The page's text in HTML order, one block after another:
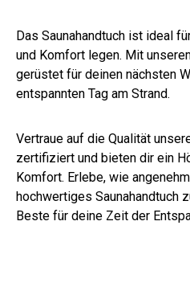
Das Saunahandtuch ist ideal
und Komfort legen. Mit
gerüstet für deinen nächsten
entspannten Tag am Strand.
Vertraue auf die Qualität
zertifiziert und bieten dir ein
Komfort. Erlebe, wie
hochwertiges Saunahandtuch
Beste für deine Zeit der